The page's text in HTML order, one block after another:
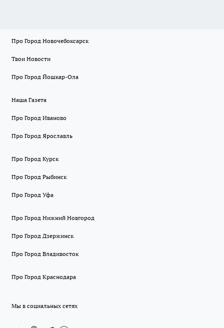
Про Город Новочебоксарск
Твои Новости
Про Город Йошкар-Ола
Наша Газета
Про Город Иваново
Про Город Ярославль
Про Город Курск
Про Город Рыбинск
Про Город Уфа
Про Город Нижний Новгород
Про Город Дзержинск
Про Город Владивосток
Про Город Краснодара
Мы в социальных сетях